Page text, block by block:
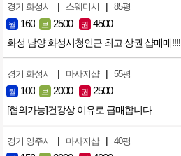
경기 화성시 | 스웨디시 | 85평
월 160 보 2500 권 4500
화성 남양 화성시청인근 최고 상권 샵매매!!!!
경기 화성시 | 마사지샵 | 55평
월 100 보 2000 권 2500
[협의가능]건강상 이유로 급매합니다.
경기 양주시 | 마사지샵 | 40평